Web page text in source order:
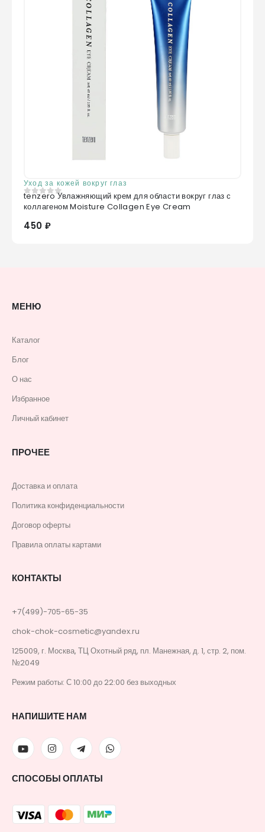
Уход за кожей вокруг глаз
0из 5
tenzero Увлажняющий крем для области вокруг глаз с
коллагеном Moisture Collagen Eye Cream
450 ₽
МЕНЮ
Каталог
Блог
О нас
Избранное
Личный кабинет
ПРОЧЕЕ
Доставка и оплата
Политика конфиденциальности
Договор оферты
Правила оплаты картами
КОНТАКТЫ
+7(499)-705-65-35
chok-chok-cosmetic@yandex.ru
125009, г. Москва, ТЦ Охотный ряд, пл. Манежная, д. 1, стр. 2, пом.
№2049
Режим работы: С 10:00 до 22:00 без выходных
НАПИШИТЕ НАМ
СПОСОБЫ ОПЛАТЫ